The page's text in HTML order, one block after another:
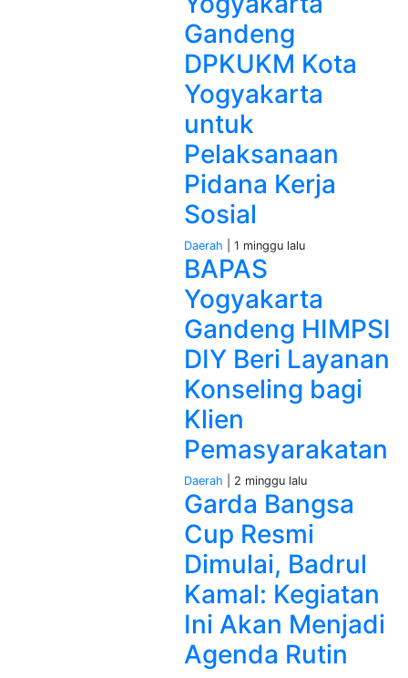
Gandeng
DPKUKM Kota
Yogyakarta
untuk
Pelaksanaan
Pidana Kerja
Sosial
Daerah | 1 minggu lalu
BAPAS
Yogyakarta
Gandeng HIMPSI
DIY Beri Layanan
Konseling bagi
Klien
Pemasyarakatan
Daerah | 2 minggu lalu
Garda Bangsa
Cup Resmi
Dimulai, Badrul
Kamal: Kegiatan
Ini Akan Menjadi
Agenda Rutin